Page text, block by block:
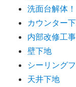
洗面台解体！
カウンター
内部改修工事
壁下地
シーリング
天井下地